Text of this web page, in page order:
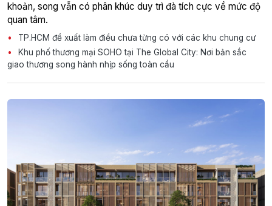
khoản, song vẫn có phân khúc duy trì đà tích cực về mức độ
quan tâm.
TP.HCM đề xuất làm điều chưa từng có với các khu chung cư
Khu phố thương mại SOHO tại The Global City: Nơi bản sắc
giao thương song hành nhịp sống toàn cầu